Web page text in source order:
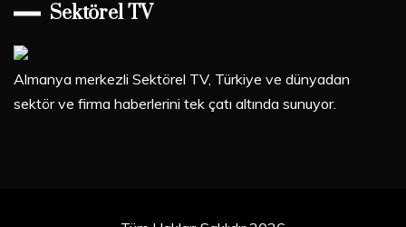
Sektörel TV
Almanya merkezli Sektörel TV, Türkiye ve dünyadan
sektör ve firma haberlerini tek çatı altında sunuyor.